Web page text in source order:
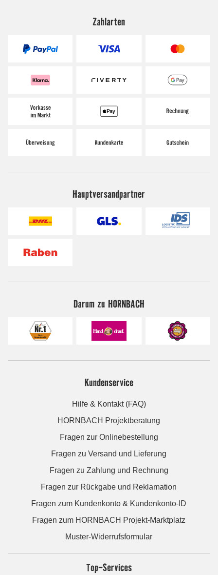
Zahlarten
Hauptversandpartner
Darum zu HORNBACH
Kundenservice
Hilfe & Kontakt (FAQ)
HORNBACH Projektberatung
Fragen zur Onlinebestellung
Fragen zu Versand und Lieferung
Fragen zu Zahlung und Rechnung
Fragen zur Rückgabe und Reklamation
Fragen zum Kundenkonto & Kundenkonto-ID
Fragen zum HORNBACH Projekt-Marktplatz
Muster-Widerrufsformular
Top-Services